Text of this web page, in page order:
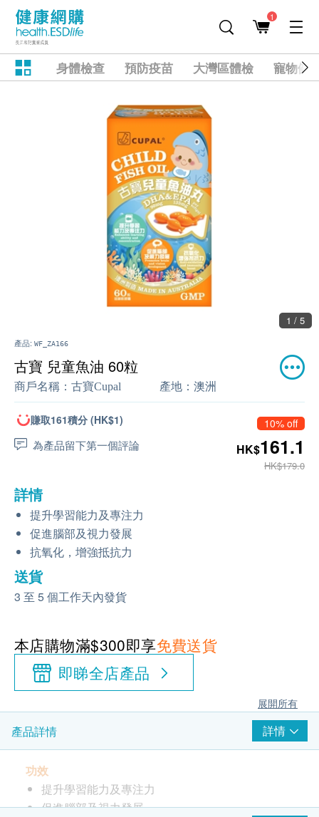
1
身體檢查 預防疫苗 大灣區體檢 寵物健
1 / 5
產品: WF_ZA166
古寶 兒童魚油 60粒
商戶名稱： 古寶Cupal 產地： 澳洲
賺取161積分 (HK$1)
為產品留下第一個評論
10% off
HK$161.1
HK$179.0
詳情
提升學習能力及專注力
促進腦部及視力發展
抗氧化，增強抵抗力
送貨
3 至 5 個工作天內發貨
本店購物滿$300即享免費送貨
即睇全店產品
展開所有
產品詳情 詳情
功效
提升學習能力及專注力
促進腦部及視力發展